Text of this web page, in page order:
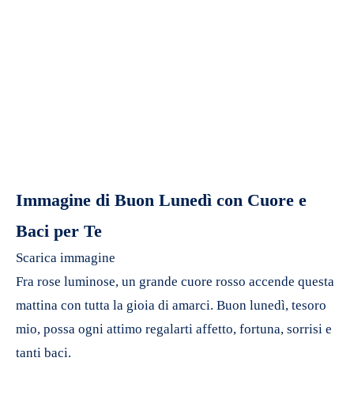
Immagine di Buon Lunedì con Cuore e
Baci per Te
Scarica immagine
Fra rose luminose, un grande cuore rosso accende questa
mattina con tutta la gioia di amarci. Buon lunedì, tesoro
mio, possa ogni attimo regalarti affetto, fortuna, sorrisi e
tanti baci.